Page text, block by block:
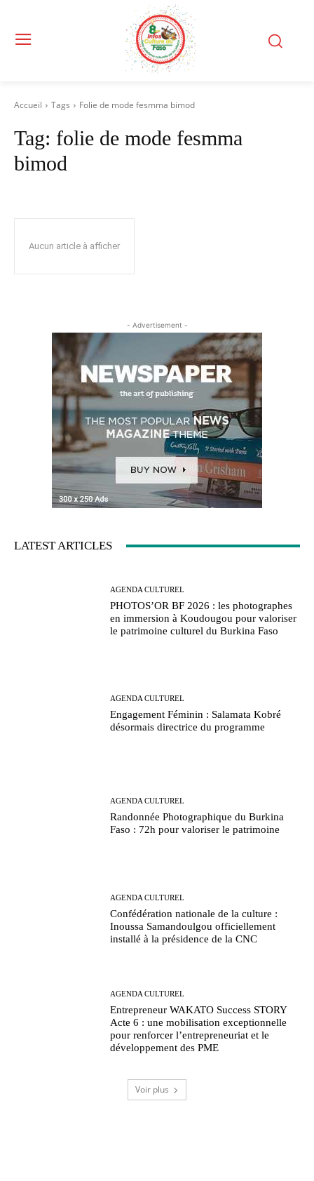
Accueil Tags Folie de mode fesmma bimod
Tag: folie de mode fesmma
bimod
Aucun article à afficher
- Advertisement -
LATEST ARTICLES
AGENDA CULTUREL
PHOTOS’OR BF 2026 : les photographes
en immersion à Koudougou pour valoriser
le patrimoine culturel du Burkina Faso
AGENDA CULTUREL
Engagement Féminin : Salamata Kobré
désormais directrice du programme
AGENDA CULTUREL
Randonnée Photographique du Burkina
Faso : 72h pour valoriser le patrimoine
AGENDA CULTUREL
Confédération nationale de la culture :
Inoussa Samandoulgou officiellement
installé à la présidence de la CNC
AGENDA CULTUREL
Entrepreneur WAKATO Success STORY
Acte 6 : une mobilisation exceptionnelle
pour renforcer l’entrepreneuriat et le
développement des PME
Voir plus